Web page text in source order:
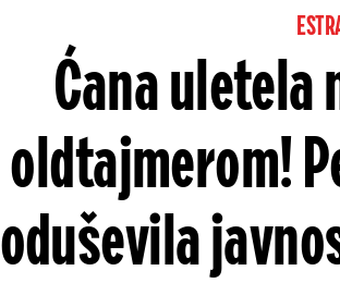
Ćana uletela
oldtajmerom!
oduševila